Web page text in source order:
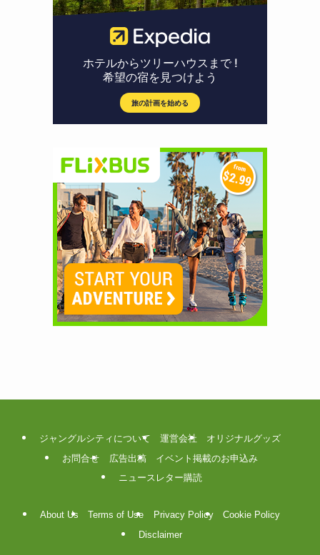
ジャングルシティについて 運営会社
オリジナルグッズ
お問合せ
広告出稿
イベント掲載のお申込み
ニュースレター購読
About Us Terms of Use Privacy Policy
Cookie Policy
Disclaimer